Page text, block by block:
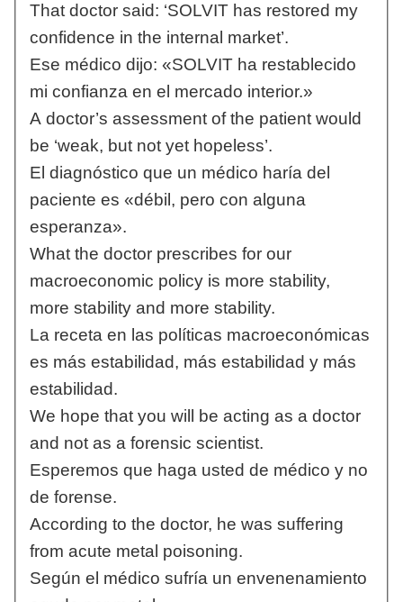
That doctor said: ‘SOLVIT has restored my
confidence in the internal market’.
Ese médico dijo: «SOLVIT ha restablecido
mi confianza en el mercado interior.»
A doctor’s assessment of the patient would
be ‘weak, but not yet hopeless’.
El diagnóstico que un médico haría del
paciente es «débil, pero con alguna
esperanza».
What the doctor prescribes for our
macroeconomic policy is more stability,
more stability and more stability.
La receta en las políticas macroeconómicas
es más estabilidad, más estabilidad y más
estabilidad.
We hope that you will be acting as a doctor
and not as a forensic scientist.
Esperemos que haga usted de médico y no
de forense.
According to the doctor, he was suffering
from acute metal poisoning.
Según el médico sufría un envenenamiento